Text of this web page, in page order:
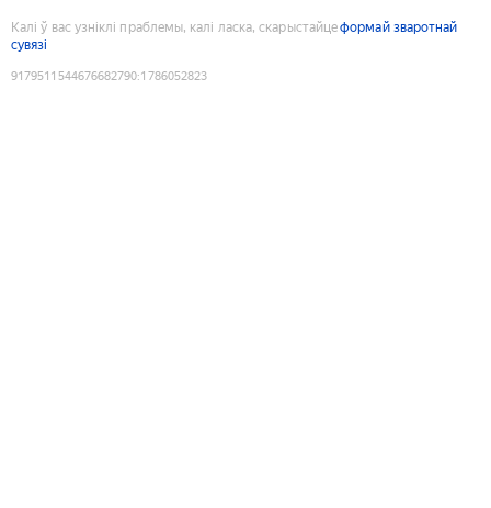
Калі ў вас узніклі праблемы, калі ласка, скарыстайцеформай зваротнай
сувязі
9179511544676682790:1786052823